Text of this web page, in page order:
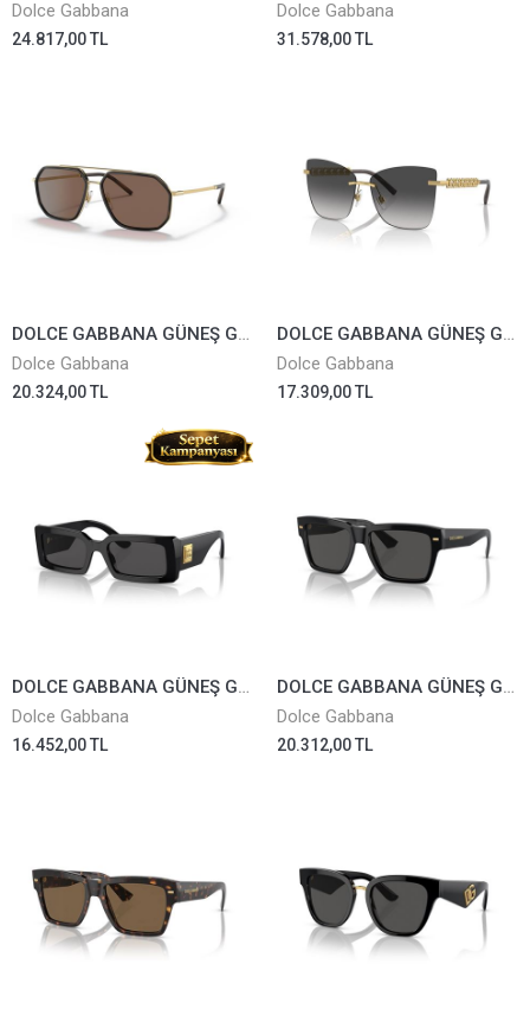
Dolce Gabbana
24.817,00 TL
Dolce Gabbana
31.578,00 TL
DOLCE GABBANA GÜNEŞ GÖZLÜĞÜ 2285-02/73
Dolce Gabbana
20.324,00 TL
DOLCE GABBANA GÜNEŞ GÖZLÜĞÜ 2289-02/8G
Dolce Gabbana
17.309,00 TL
DOLCE GABBANA GÜNEŞ GÖZLÜĞÜ 4416-501/87
Dolce Gabbana
16.452,00 TL
DOLCE GABBANA GÜNEŞ GÖZLÜĞÜ 4431-501/87
Dolce Gabbana
20.312,00 TL